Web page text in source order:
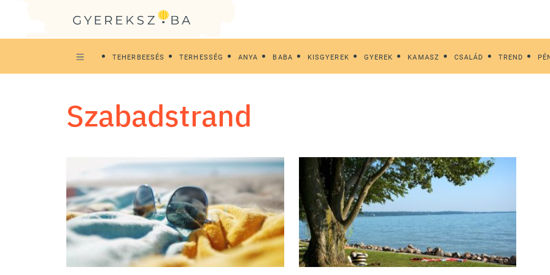
TEHERBEESÉS TERHESSÉG ANYA BABA KISGYEREK GYEREK KAMASZ CSALÁD TREND
szabadstrand